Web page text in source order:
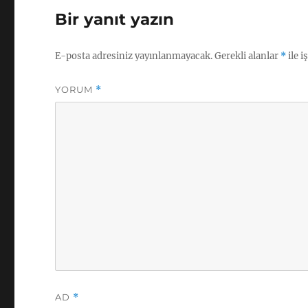
Bir yanıt yazın
E-posta adresiniz yayınlanmayacak.Gerekli alanlar *ile
YORUM *
AD *